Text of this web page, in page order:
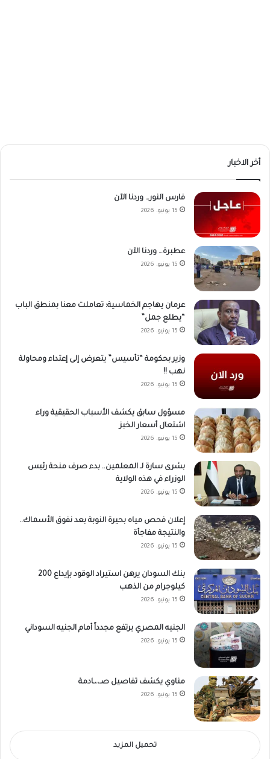
أخر الاخبار
فارس النور… وردنا الآن
15 يونيو، 2026
عطبرة… وردنا الآن
15 يونيو، 2026
عرمان يهاجم الخماسية: تعاملت معنا بمنطق الباب
“يطلع جمل”
15 يونيو، 2026
وزير بحكومة “تأسيس” يتعرض إلى إعتداء ومحاولة
نهب !!
15 يونيو، 2026
مسؤول سابق يكشف الأسباب الحقيقية وراء
اشتعال أسعار الخبز
15 يونيو، 2026
بشرى سارة لـ المعلمين.. بدء صرف منحة رئيس
الوزراء في هذه الولاية
15 يونيو، 2026
إعلان فحص مياه بحيرة النوبة بعد نفوق الأسماك..
والنتيجة مفاجأة
15 يونيو، 2026
بنك السودان يرهن استيراد الوقود بإيداع 200
كيلوجرام من الذهب
15 يونيو، 2026
الجنيه المصري يرتفع مجدداً أمام الجنيه السوداني
15 يونيو، 2026
مناوي يكشف تفاصيل صـ،،ـادمة
15 يونيو، 2026
تحميل المزيد